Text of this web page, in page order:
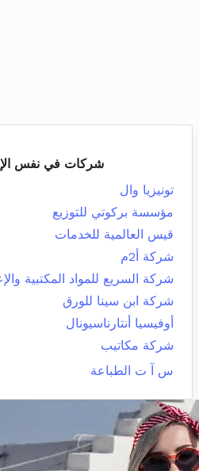
شركات في نفس
تونيزيا وال
مؤسسة بركوتي للتوزيع
قيس العالمية للخدمات
شركة أ2م
شركة السريع للمواد المكتبية
شركة ابن سينا للورق
أوفيسيا أنتارناسيونال
شركة مكاتيب
س آ ت الطباعة